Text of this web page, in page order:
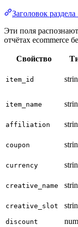
Заголовок
Эти поля
отчётах ecommerce
Свойство
item_id
item_name
affiliation
coupon
currency
creative_name
creative_slot
discount